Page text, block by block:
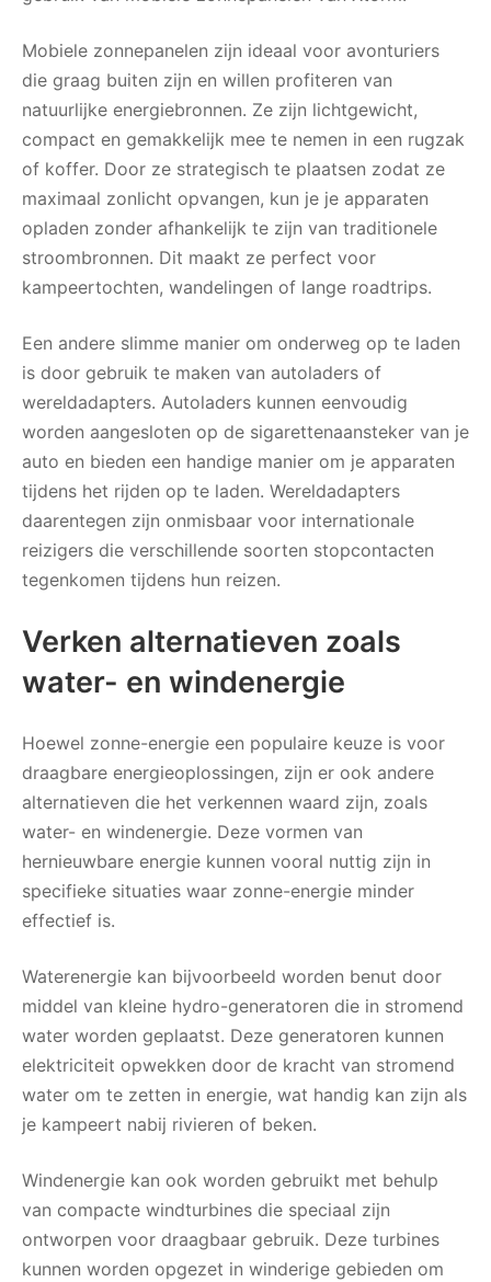
Mobiele zonnepanelen zijn ideaal voor avonturiers
die graag buiten zijn en willen profiteren van
natuurlijke energiebronnen. Ze zijn lichtgewicht,
compact en gemakkelijk mee te nemen in een rugzak
of koffer. Door ze strategisch te plaatsen zodat ze
maximaal zonlicht opvangen, kun je je apparaten
opladen zonder afhankelijk te zijn van traditionele
stroombronnen. Dit maakt ze perfect voor
kampeertochten, wandelingen of lange roadtrips.
Een andere slimme manier om onderweg op te laden
is door gebruik te maken van autoladers of
wereldadapters. Autoladers kunnen eenvoudig
worden aangesloten op de sigarettenaansteker van je
auto en bieden een handige manier om je apparaten
tijdens het rijden op te laden. Wereldadapters
daarentegen zijn onmisbaar voor internationale
reizigers die verschillende soorten stopcontacten
tegenkomen tijdens hun reizen.
Verken alternatieven zoals
water- en windenergie
Hoewel zonne-energie een populaire keuze is voor
draagbare energieoplossingen, zijn er ook andere
alternatieven die het verkennen waard zijn, zoals
water- en windenergie. Deze vormen van
hernieuwbare energie kunnen vooral nuttig zijn in
specifieke situaties waar zonne-energie minder
effectief is.
Waterenergie kan bijvoorbeeld worden benut door
middel van kleine hydro-generatoren die in stromend
water worden geplaatst. Deze generatoren kunnen
elektriciteit opwekken door de kracht van stromend
water om te zetten in energie, wat handig kan zijn als
je kampeert nabij rivieren of beken.
Windenergie kan ook worden gebruikt met behulp
van compacte windturbines die speciaal zijn
ontworpen voor draagbaar gebruik. Deze turbines
kunnen worden opgezet in winderige gebieden om